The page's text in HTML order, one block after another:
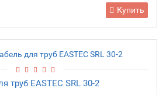
Купить
труб EASTEC SRL 30-2